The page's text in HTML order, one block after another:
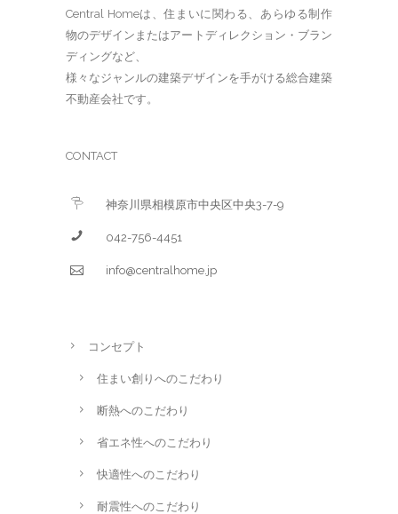
Central Homeは、住まいに関わる、あらゆる制作
物のデザインまたはアートディレクション・ブラン
ディングなど、
様々なジャンルの建築デザインを手がける総合建築
不動産会社です。
CONTACT
神奈川県相模原市中央区中央3-7-9
042-756-4451
info@centralhome.jp
コンセプト
住まい創りへのこだわり
断熱へのこだわり
省エネ性へのこだわり
快適性へのこだわり
耐震性へのこだわり